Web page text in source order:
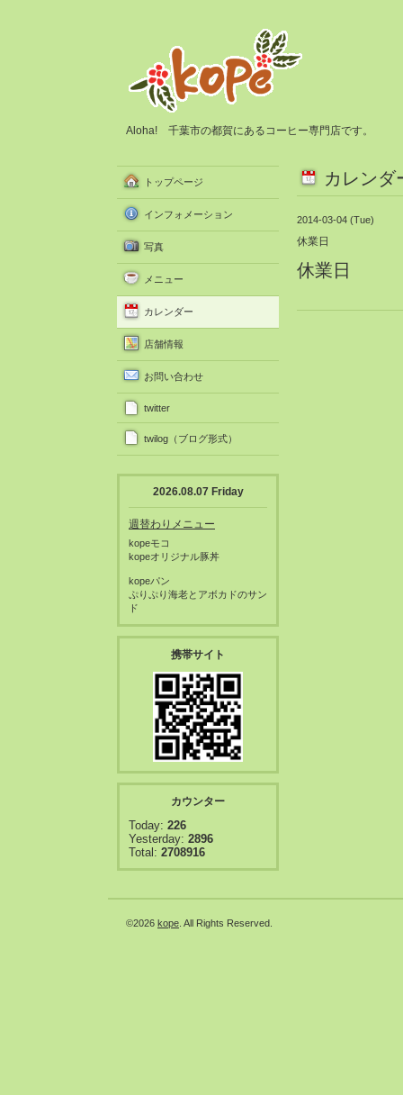
Aloha! 千葉市の都賀にあるコーヒー専門店です。
カレンダ
2014-03-04 (Tue)
休業日
休業日
トップページ
インフォメーション
写真
メニュー
カレンダー
店舗情報
お問い合わせ
twitter
twilog（ブログ形式）
2026.08.07 Friday
週替わりメニュー
kopeモコ
kopeオリジナル豚丼
kopeパン
ぷりぷり海老とアボカドのサン
ド
携帯サイト
カウンター
Today: 226
Yesterday: 2896
Total: 2708916
©2026 kope . All Rights Reserved.